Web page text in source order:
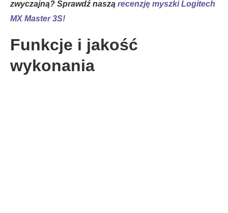
zwyczajną? Sprawdź naszą recenzję myszki Logitech
MX Master 3S!
Funkcje i jakość
wykonania